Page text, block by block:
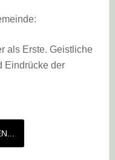
als Erste. Geistliche
Eindrücke der